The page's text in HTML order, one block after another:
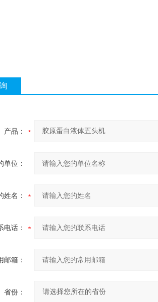
产品：
单位：
姓名：
电话：
邮箱：
省份：